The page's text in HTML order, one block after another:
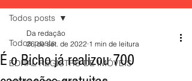
Todos posts
EDITAL REGISTRO DE IMÓVEIS
Todos posts
É o Bicho já realizou 700
Da redação
26 de set. de 2022 1 min de leitura